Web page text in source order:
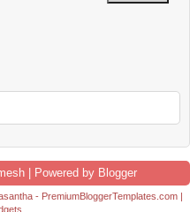
| Powered by Blogger
- PremiumBloggerTemplates.com|